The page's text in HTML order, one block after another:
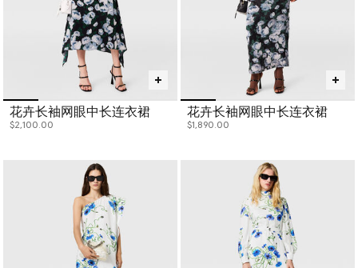
花卉长袖网眼中长连衣裙
$2,100.00
花卉长袖网眼中长连衣裙
$1,890.00